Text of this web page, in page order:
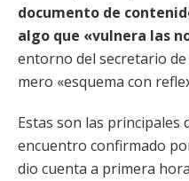
documento de
algo que «vulnera las
entorno del secretario
mero «esquema con
Estas son las principales
encuentro confirmado
dio cuenta a primera